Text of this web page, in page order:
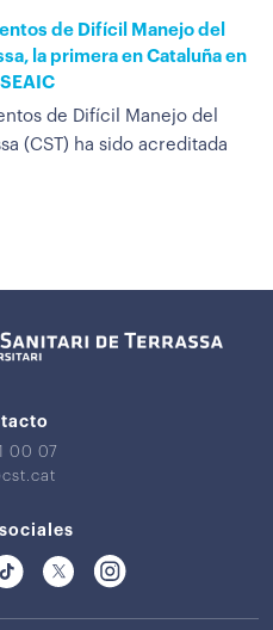
de Difícil Manejo del
la primera en Cataluña en
de Difícil Manejo del
(CST) ha sido acreditada
00 07